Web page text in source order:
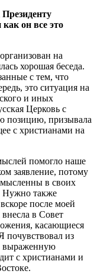
он все это
на
хорошая беседа.
с тем, что
это ситуация на
и иных
Церковь с
позицию, призывала
с христианами на
помогло наше
заявление, потому
в своих
Нужно также
после моей
в Совет
касающиеся
почувствовал из
выраженную
с христианами и